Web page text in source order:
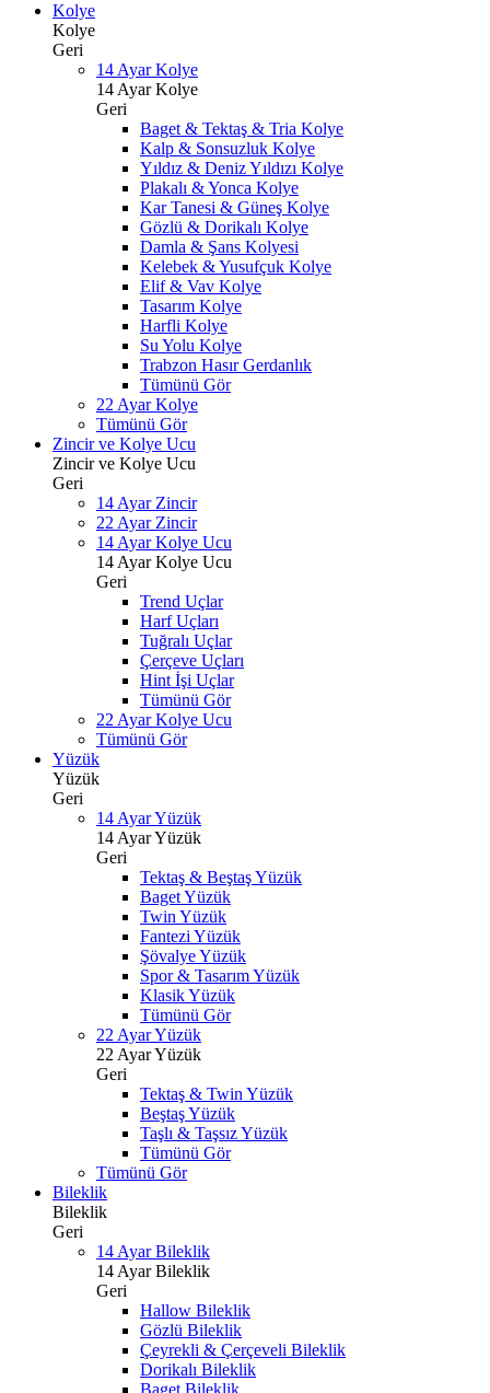
Kolye
Kolye
Geri
14 Ayar Kolye
14 Ayar Kolye
Geri
Baget & Tektaş & Tria Kolye
Kalp & Sonsuzluk Kolye
Yıldız & Deniz Yıldızı Kolye
Plakalı & Yonca Kolye
Kar Tanesi & Güneş Kolye
Gözlü & Dorikalı Kolye
Damla & Şans Kolyesi
Kelebek & Yusufçuk Kolye
Elif & Vav Kolye
Tasarım Kolye
Harfli Kolye
Su Yolu Kolye
Trabzon Hasır Gerdanlık
Tümünü Gör
22 Ayar Kolye
Tümünü Gör
Zincir ve Kolye Ucu
Zincir ve Kolye Ucu
Geri
14 Ayar Zincir
22 Ayar Zincir
14 Ayar Kolye Ucu
14 Ayar Kolye Ucu
Geri
Trend Uçlar
Harf Uçları
Tuğralı Uçlar
Çerçeve Uçları
Hint İşi Uçlar
Tümünü Gör
22 Ayar Kolye Ucu
Tümünü Gör
Yüzük
Yüzük
Geri
14 Ayar Yüzük
14 Ayar Yüzük
Geri
Tektaş & Beştaş Yüzük
Baget Yüzük
Twin Yüzük
Fantezi Yüzük
Şövalye Yüzük
Spor & Tasarım Yüzük
Klasik Yüzük
Tümünü Gör
22 Ayar Yüzük
22 Ayar Yüzük
Geri
Tektaş & Twin Yüzük
Beştaş Yüzük
Taşlı & Taşsız Yüzük
Tümünü Gör
Tümünü Gör
Bileklik
Bileklik
Geri
14 Ayar Bileklik
14 Ayar Bileklik
Geri
Hallow Bileklik
Gözlü Bileklik
Çeyrekli & Çerçeveli Bileklik
Dorikalı Bileklik
Baget Bileklik